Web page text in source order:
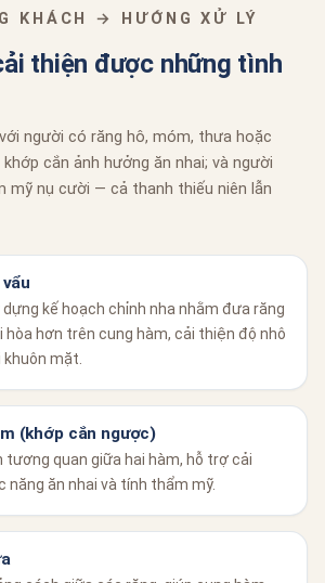
KHÁCH → HƯỚNG XỬ LÝ
thiện được những tình
người có răng hô, móm, thưa hoặc
khớp cắn ảnh hưởng ăn nhai; và người
mỹ nụ cười — cả thanh thiếu niên lẫn
dựng kế hoạch chỉnh nha nhằm đưa răng
hòa hơn trên cung hàm, cải thiện độ nhô
mặt.
(khớp cắn ngược)
tương quan giữa hai hàm, hỗ trợ cải
năng ăn nhai và tính thẩm mỹ.